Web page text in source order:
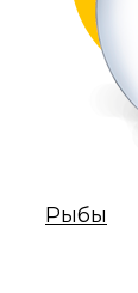
Рыбы